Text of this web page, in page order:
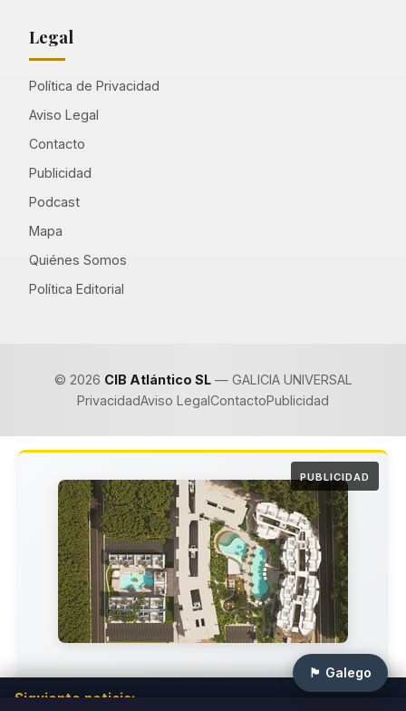
Siguiente noticia:
Legal
Política de Privacidad
Aviso Legal
Contacto
Publicidad
Podcast
Mapa
Quiénes Somos
Política Editorial
© 2026 CIB Atlántico SL— GALICIA UNIVERSAL
PrivacidadAviso LegalContactoPublicidad
🏴 Galego
PUBLICIDAD
Invierte en el Paraíso del Caribe